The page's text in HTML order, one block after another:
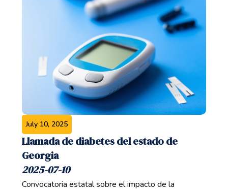
July 10, 2025
Llamada de diabetes del estado de
Georgia
2025-07-10
Convocatoria estatal sobre el impacto de la